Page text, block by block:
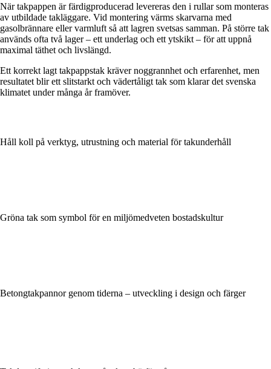
När takpappen är färdigproducerad levereras den i rullar som monteras
av utbildade takläggare. Vid montering värms skarvarna med
gasolbrännare eller varmluft så att lagren svetsas samman. På större tak
används ofta två lager – ett underlag och ett ytskikt – för att uppnå
maximal täthet och livslängd.
Ett korrekt lagt takpappstak kräver noggrannhet och erfarenhet, men
resultatet blir ett slitstarkt och vädertåligt tak som klarar det svenska
klimatet under många år framöver.
Håll koll på verktyg, utrustning och material för takunderhåll
Gröna tak som symbol för en miljömedveten bostadskultur
Betongtakpannor genom tiderna – utveckling i design och färger